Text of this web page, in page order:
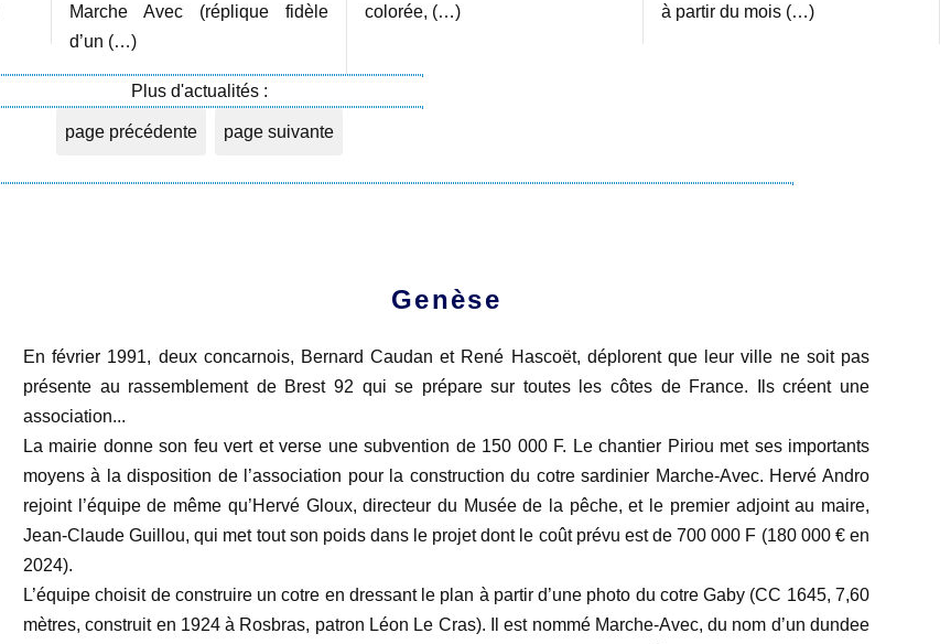
Marche Avec (réplique fidèle
d’un (…)
colorée, (…)
à partir du mois (…)
Plus d'actualités :
page précédente page suivante
Genèse
En février 1991, deux concarnois, Bernard Caudan et René Hascoët, déplorent que leur ville ne soit pas
présente au rassemblement de Brest 92 qui se prépare sur toutes les côtes de France. Ils créent une
association...
La mairie donne son feu vert et verse une subvention de 150 000 F. Le chantier Piriou met ses importants
moyens à la disposition de l’association pour la construction du cotre sardinier Marche-Avec. Hervé Andro
rejoint l’équipe de même qu’Hervé Gloux, directeur du Musée de la pêche, et le premier adjoint au maire,
Jean-Claude Guillou, qui met tout son poids dans le projet dont le coût prévu est de 700 000 F (180 000 € en
2024).
L’équipe choisit de construire un cotre en dressant le plan à partir d’une photo du cotre Gaby (CC 1645, 7,60
mètres, construit en 1924 à Rosbras, patron Léon Le Cras). Il est nommé Marche-Avec, du nom d’un dundee